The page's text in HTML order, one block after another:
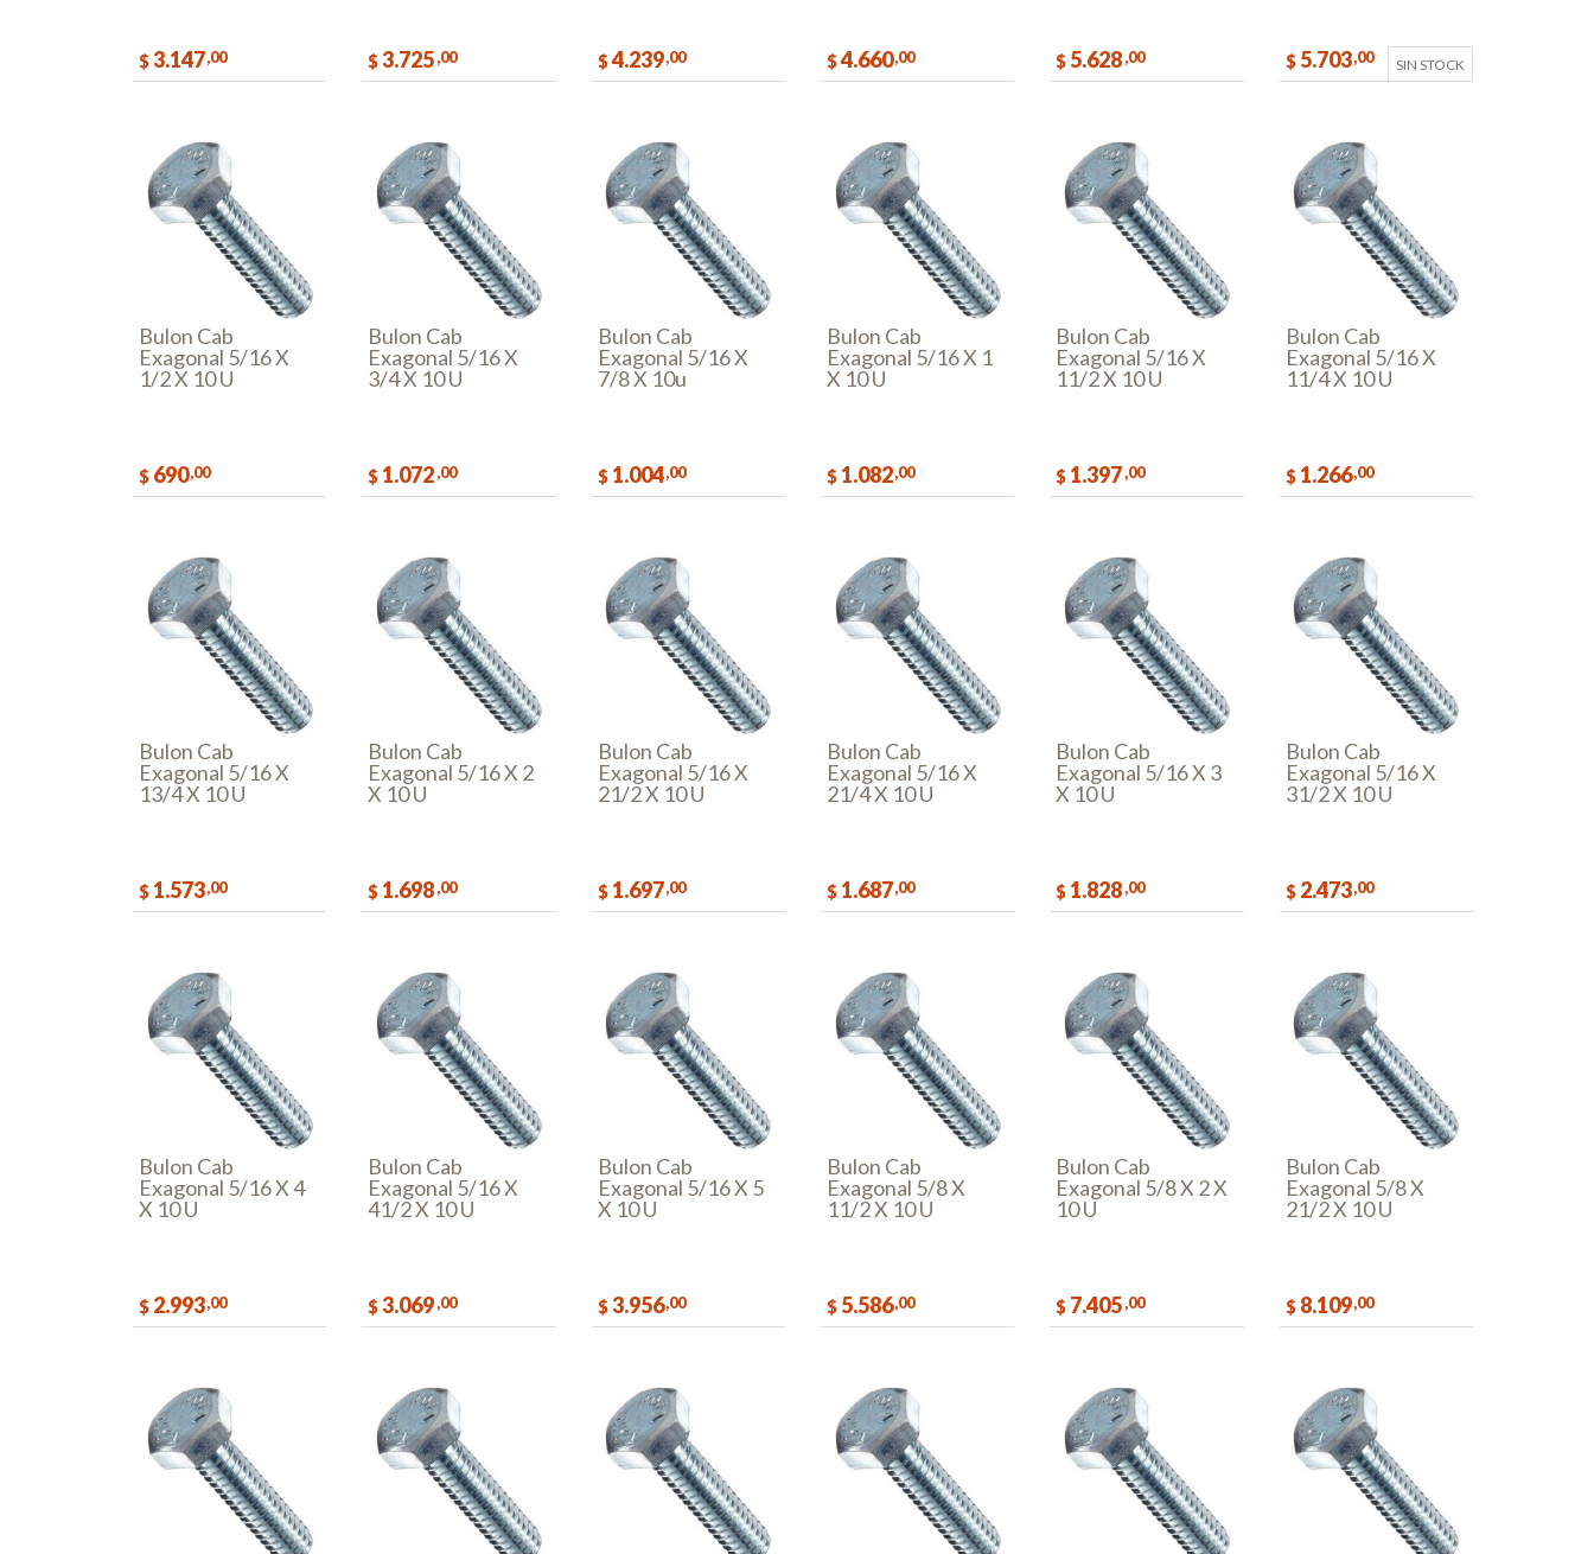
$3.147,00 $3.725 ,00 $4.239,00 $4.660,00 $ 5.628 ,00 $ 5.703,00 SIN STOCK
Bulon Cab
Exagonal 5/16 X
1/2 X 10 U
$ 690,00
Bulon Cab
Exagonal 5/16 X
3/4 X 10 U
$ 1.072 ,00
Bulon Cab
Exagonal 5/16 X
7/8 X 10u
$ 1.004,00
Bulon Cab
Exagonal 5/16 X 1
X 10 U
$ 1.082,00
Bulon Cab
Exagonal 5/16 X
11/2 X 10 U
$ 1.397 ,00
Bulon Cab
Exagonal 5/16 X
11/4 X 10 U
$ 1.266,00
Bulon Cab
Exagonal 5/16 X
13/4 X 10 U
$ 1.573,00
Bulon Cab
Exagonal 5/16 X 2
X 10 U
$ 1.698 ,00
Bulon Cab
Exagonal 5/16 X
21/2 X 10 U
$ 1.697,00
Bulon Cab
Exagonal 5/16 X
21/4 X 10 U
$ 1.687,00
Bulon Cab
Exagonal 5/16 X 3
X 10 U
$ 1.828 ,00
Bulon Cab
Exagonal 5/16 X
31/2 X 10 U
$ 2.473,00
Bulon Cab
Exagonal 5/16 X 4
X 10 U
$ 2.993,00
Bulon Cab
Exagonal 5/16 X
41/2 X 10 U
$3.069 ,00
Bulon Cab
Exagonal 5/16 X 5
X 10 U
$3.956,00
Bulon Cab
Exagonal 5/8 X
11/2 X 10 U
$ 5.586,00
Bulon Cab
Exagonal 5/8 X 2 X
10 U
$ 7.405 ,00
Bulon Cab
Exagonal 5/8 X
21/2 X 10 U
$ 8.109,00